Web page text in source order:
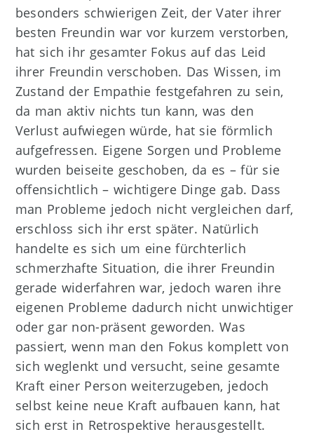
besonders schwierigen Zeit, der Vater ihrer
besten Freundin war vor kurzem verstorben,
hat sich ihr gesamter Fokus auf das Leid
ihrer Freundin verschoben. Das Wissen, im
Zustand der Empathie festgefahren zu sein,
da man aktiv nichts tun kann, was den
Verlust aufwiegen würde, hat sie förmlich
aufgefressen. Eigene Sorgen und Probleme
wurden beiseite geschoben, da es – für sie
offensichtlich – wichtigere Dinge gab. Dass
man Probleme jedoch nicht vergleichen darf,
erschloss sich ihr erst später. Natürlich
handelte es sich um eine fürchterlich
schmerzhafte Situation, die ihrer Freundin
gerade widerfahren war, jedoch waren ihre
eigenen Probleme dadurch nicht unwichtiger
oder gar non-präsent geworden. Was
passiert, wenn man den Fokus komplett von
sich weglenkt und versucht, seine gesamte
Kraft einer Person weiterzugeben, jedoch
selbst keine neue Kraft aufbauen kann, hat
sich erst in Retrospektive herausgestellt.